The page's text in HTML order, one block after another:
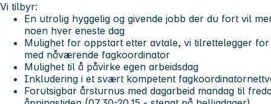
Vi tilbyr:
En utrolig hyggelig og givende jobb der du fort vil
noen hver eneste dag
Mulighet for oppstart etter avtale, vi tilrettelegger
med nåværende fagkoordinator
Mulighet til å påvirke egen arbeidsdag
Inkludering i et svært kompetent
Forutsigbar årsturnus med dagarbeid mandag til